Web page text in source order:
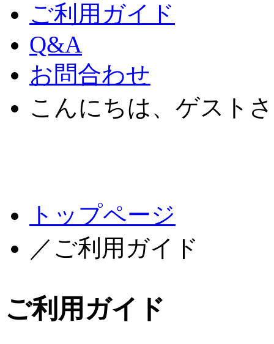
ご利用ガイド
Q&A
お問合わせ
こんにちは、ゲスト
トップページ
／ご利用ガイド
ご利用ガイド